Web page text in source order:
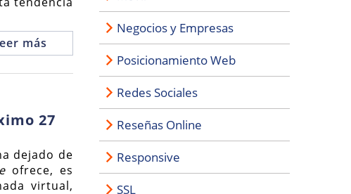
más
27
dejado de
ofrece, es
virtual,
Negocios y Empresas
Posicionamiento Web
Redes Sociales
Reseñas Online
Responsive
SSL